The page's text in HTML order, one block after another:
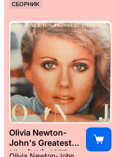
СБОРНИК
Olivia Newton-
John's Greatest
Hits (UK), 1977